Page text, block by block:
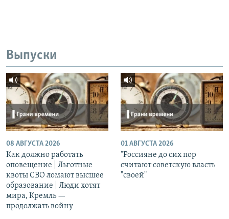
Выпуски
08 АВГУСТА 2026
Как должно работать
оповещение | Льготные
квоты СВО ломают высшее
образование | Люди хотят
мира, Кремль —
продолжать войну
01 АВГУСТА 2026
"Россияне до сих пор
считают советскую власть
"своей"